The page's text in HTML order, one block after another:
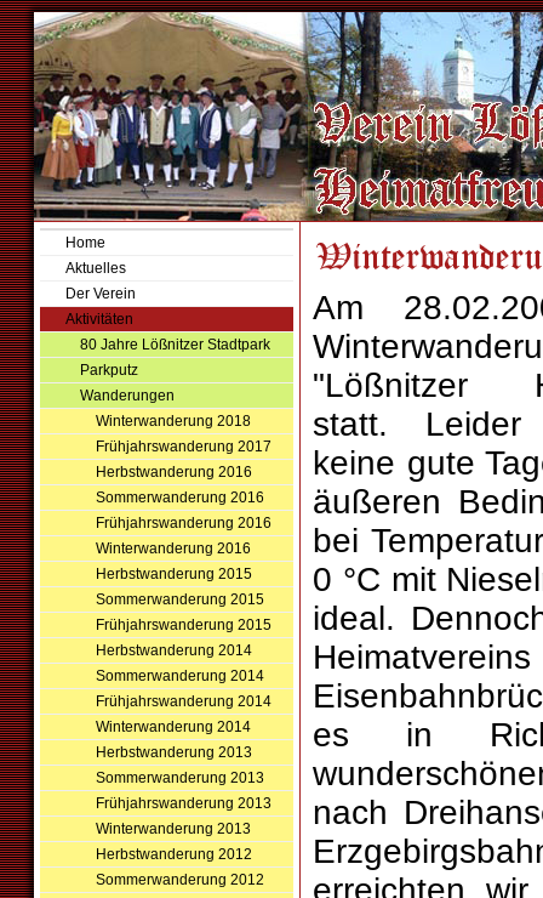
Home
Aktuelles
Der Verein
Aktivitäten
80 Jahre Lößnitzer Stadtpark
Parkputz
Wanderungen
Winterwanderung 2018
Frühjahrswanderung 2017
Herbstwanderung 2016
Sommerwanderung 2016
Frühjahrswanderung 2016
Winterwanderung 2016
Herbstwanderung 2015
Sommerwanderung 2015
Frühjahrswanderung 2015
Herbstwanderung 2014
Sommerwanderung 2014
Frühjahrswanderung 2014
Winterwanderung 2014
Herbstwanderung 2013
Sommerwanderung 2013
Frühjahrswanderung 2013
Winterwanderung 2013
Herbstwanderung 2012
Sommerwanderung 2012
Am
"Lößnitzer
statt.
keine gute
äußeren
bei
0 °C mit
ideal.
es in
nach
erreichten